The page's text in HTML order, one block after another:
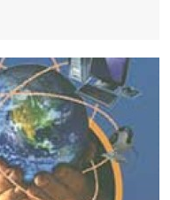
- هل تعلم أن أبقراط
الحكم، الأدلة، تنظيم
ويعود له الفضل بأنه
- هل تعلم أن المرجان